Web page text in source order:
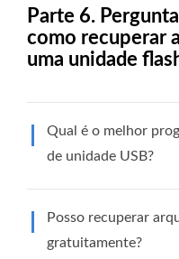
Parte 6.
como recuperar
uma unidade
Qual é o melhor
de unidade USB?
Posso recuperar
gratuitamente?